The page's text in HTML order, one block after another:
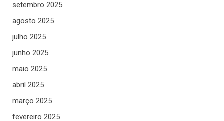
setembro 2025
agosto 2025
julho 2025
junho 2025
maio 2025
abril 2025
março 2025
fevereiro 2025